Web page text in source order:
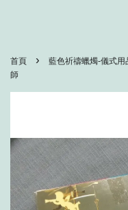
首頁 ›
藍色祈禱蠟燭-儀式
師